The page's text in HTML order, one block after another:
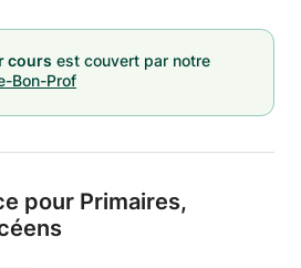
cours est couvert par notre
Bon-Prof
pour Primaires,